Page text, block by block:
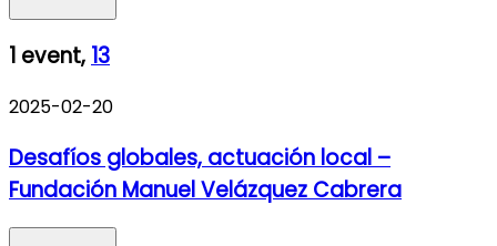
1 event,13
2025-02-20
Desafíos globales, actuación local –
Fundación Manuel Velázquez Cabrera